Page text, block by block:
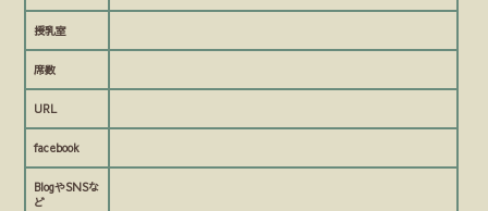
授乳室
席数
URL
facebook
BlogやSNSな
ど